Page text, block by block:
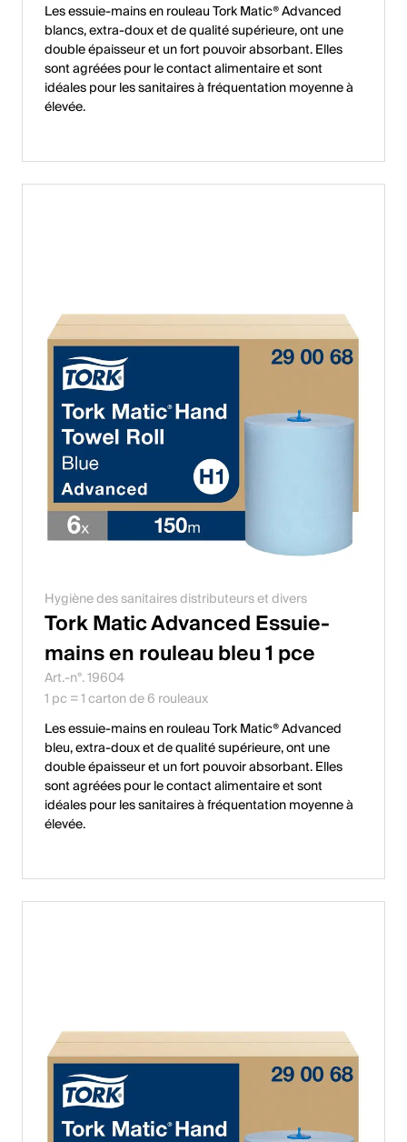
Les essuie-mains en rouleau Tork Matic® Advanced
blancs, extra-doux et de qualité supérieure, ont une
double épaisseur et un fort pouvoir absorbant. Elles
sont agréées pour le contact alimentaire et sont
idéales pour les sanitaires à fréquentation moyenne à
élevée.
Hygiène des sanitaires distributeurs et divers
Tork Matic Advanced Essuie-
mains en rouleau bleu 1 pce
Art.-n°. 19604
1 pc = 1 carton de 6 rouleaux
Les essuie-mains en rouleau Tork Matic® Advanced
bleu, extra-doux et de qualité supérieure, ont une
double épaisseur et un fort pouvoir absorbant. Elles
sont agréées pour le contact alimentaire et sont
idéales pour les sanitaires à fréquentation moyenne à
élevée.